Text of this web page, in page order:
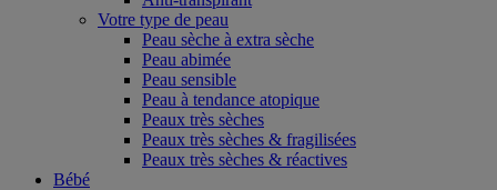
Votre type de peau
Peau sèche à extra sèche
Peau abimée
Peau sensible
Peau à tendance atopique
Peaux très sèches
Peaux très sèches & fragilisées
Peaux très sèches & réactives
Bébé